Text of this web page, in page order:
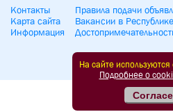
Контакты
Карта сайта
Информация
Правила подачи
Вакансии в
На сайте
Подробнее о